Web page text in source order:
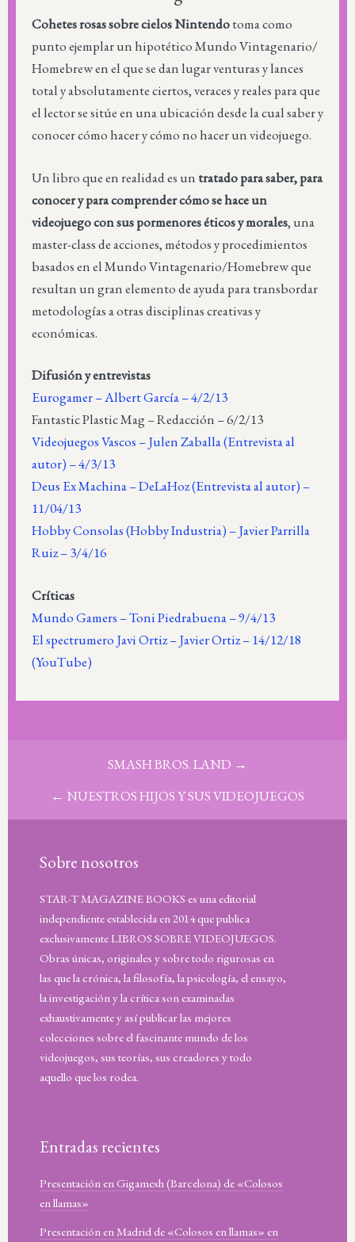
Cohetes rosas sobre cielos Nintendotoma como
punto ejemplar un hipotético Mundo Vintagenario/
Homebrew en el que se dan lugar venturas y lances
total y absolutamente ciertos, veraces y reales para que
el lector se sitúe en una ubicación desde la cual saber y
conocer cómo hacer y cómo no hacer un videojuego.
Un libro que en realidad es un tratado para saber, para
conocer y para comprender cómo se hace un
videojuego con sus pormenores éticos y morales, una
master-class de acciones, métodos y procedimientos
basados en el Mundo Vintagenario/Homebrew que
resultan un gran elemento de ayuda para transbordar
metodologías a otras disciplinas creativas y
económicas.
Difusión y entrevistas
Eurogamer – Albert García – 4/2/13
Fantastic Plastic Mag – Redacción – 6/2/13
Videojuegos Vascos – Julen Zaballa (Entrevista al
autor) – 4/3/13
Deus Ex Machina – DeLaHoz (Entrevista al autor) –
11/04/13
Hobby Consolas (Hobby Industria) – Javier Parrilla
Ruiz – 3/4/16
Críticas
Mundo Gamers – Toni Piedrabuena – 9/4/13
El spectrumero Javi Ortiz – Javier Ortiz – 14/12/18
(YouTube)
SMASH BROS. LAND →
← NUESTROS HIJOS Y SUS VIDEOJUEGOS
Sobre nosotros
STAR-T MAGAZINE BOOKS es una editorial
independiente establecida en 2014 que publica
exclusivamente LIBROS SOBRE VIDEOJUEGOS.
Obras únicas, originales y sobre todo rigurosas en
las que la crónica, la filosofía, la psicología, el ensayo,
la investigación y la crítica son examinadas
exhaustivamente y así publicar las mejores
colecciones sobre el fascinante mundo de los
videojuegos, sus teorías, sus creadores y todo
aquello que los rodea.
Entradas recientes
Presentación en Gigamesh (Barcelona) de «Colosos
en llamas»
Presentación en Madrid de «Colosos en llamas» en